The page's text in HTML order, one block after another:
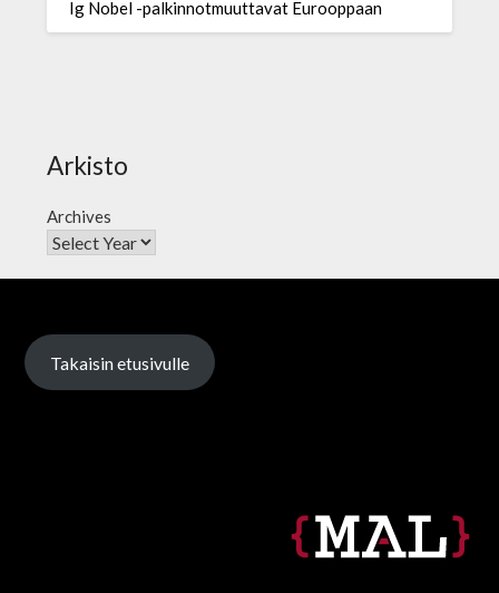
Ig Nobel -palkinnotmuuttavat Eurooppaan
Arkisto
Archives
Takaisin etusivulle